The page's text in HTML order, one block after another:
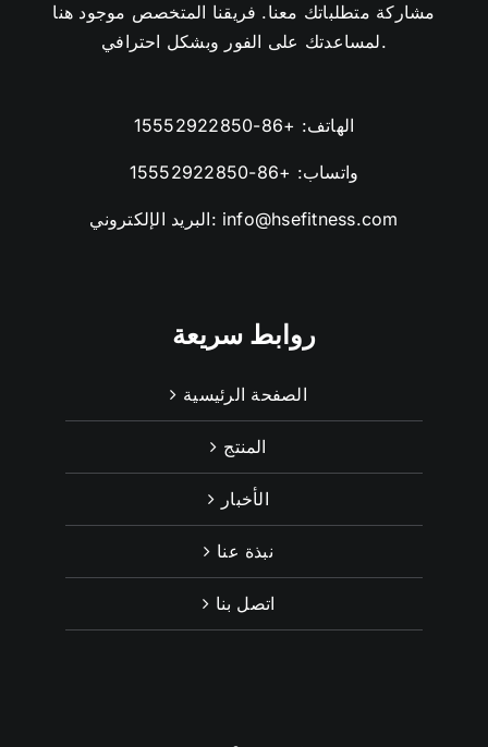
مشاركة متطلباتك معنا. فريقنا المتخصص موجود هنا
لمساعدتك على الفور وبشكل احترافي.
الهاتف: +86-15552922850
واتساب: +86-15552922850
البريد الإلكتروني: info@hsefitness.com
روابط سريعة
الصفحة الرئيسية
المنتج
الأخبار
نبذة عنا
اتصل بنا